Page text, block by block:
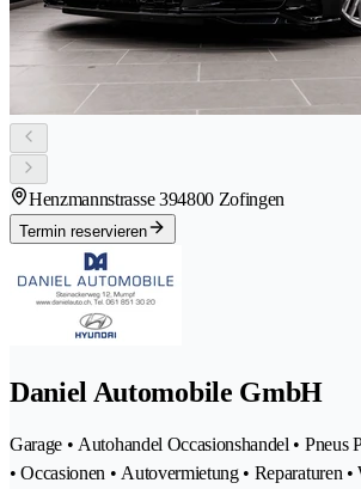
Henzmannstrasse 394800 Zofingen
Termin reservieren
Daniel Automobile GmbH
Garage • Autohandel Occasionshandel • Pneus
• Occasionen • Autovermietung • Reparaturen •